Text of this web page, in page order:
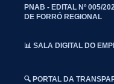
PNAB - EDITAL Nº 005/
DE FORRÓ REGIONAL
📊 SALA DIGITAL DO
🔍 PORTAL DA